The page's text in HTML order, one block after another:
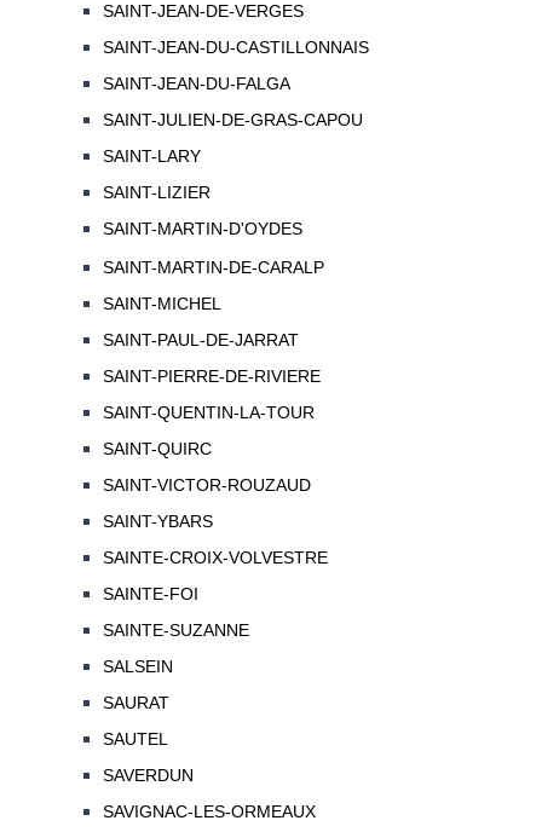
SAINT-JEAN-DE-VERGES
SAINT-JEAN-DU-CASTILLONNAIS
SAINT-JEAN-DU-FALGA
SAINT-JULIEN-DE-GRAS-CAPOU
SAINT-LARY
SAINT-LIZIER
SAINT-MARTIN-D'OYDES
SAINT-MARTIN-DE-CARALP
SAINT-MICHEL
SAINT-PAUL-DE-JARRAT
SAINT-PIERRE-DE-RIVIERE
SAINT-QUENTIN-LA-TOUR
SAINT-QUIRC
SAINT-VICTOR-ROUZAUD
SAINT-YBARS
SAINTE-CROIX-VOLVESTRE
SAINTE-FOI
SAINTE-SUZANNE
SALSEIN
SAURAT
SAUTEL
SAVERDUN
SAVIGNAC-LES-ORMEAUX